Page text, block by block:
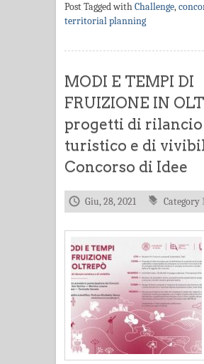
Post Tagged withChallenge,
territorial planning
MODI E TEMPI DI
FRUIZIONE IN
progetti di rilancio
turistico e di
Concorso di Idee
Giu, 28, 2021 Category